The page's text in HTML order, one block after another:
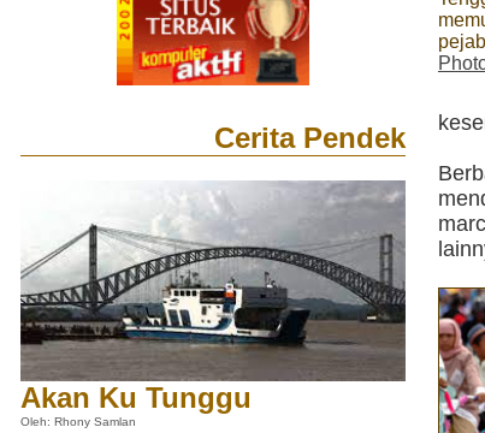
Cerita Pendek
Akan Ku Tunggu
Oleh: Rhony Samlan